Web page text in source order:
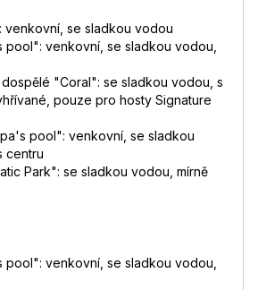
venkovní, se sladkou vodou
pool": venkovní, se sladkou vodou,
"Coral": se sladkou vodou, s
pouze pro hosty Signature
pool": venkovní, se sladkou
centru
Park": se sladkou vodou, mírně
pool": venkovní, se sladkou vodou,